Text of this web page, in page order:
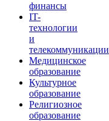
финансы
IT-
технологии
и
телекоммуникации
Медицинское
образование
Культурное
образование
Религиозное
образование